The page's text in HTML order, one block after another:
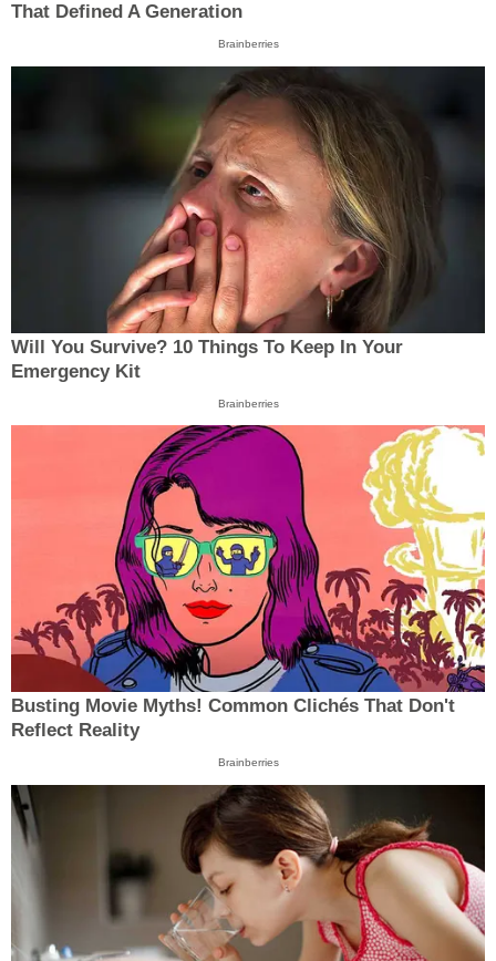
That Defined A Generation
Brainberries
Will You Survive? 10 Things To Keep In Your
Emergency Kit
Brainberries
Busting Movie Myths! Common Clichés That Don't
Reflect Reality
Brainberries